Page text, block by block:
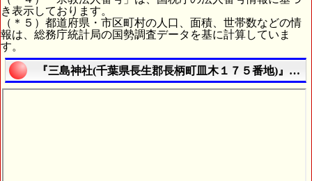
き表示しております。
（＊５）都道府県・市区町村の人口、面積、世帯数などの情
報は、総務庁統計局の国勢調査データを基に計算していま
す。
『三島神社(千葉県長生郡長柄町皿木１７５番地)』の